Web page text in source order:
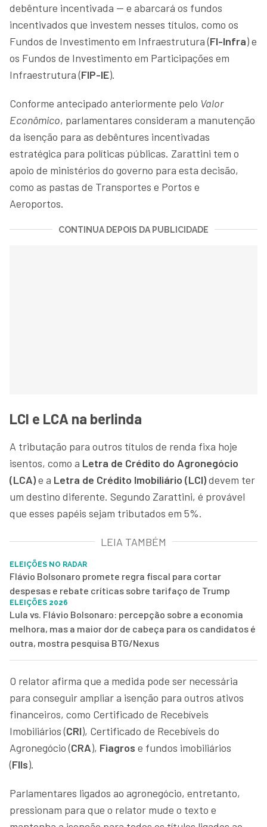
debênture incentivada — e abarcará os fundos
incentivados que investem nesses títulos, como os
Fundos de Investimento em Infraestrutura (FI-Infra) e
os Fundos de Investimento em Participações em
Infraestrutura (FIP-IE).
Conforme antecipado anteriormente pelo Valor
Econômico, parlamentares consideram a manutenção
da isenção para as debêntures incentivadas
estratégica para políticas públicas. Zarattini tem o
apoio de ministérios do governo para esta decisão,
como as pastas de Transportes e Portos e
Aeroportos.
CONTINUA DEPOIS DA PUBLICIDADE
LCI e LCA na berlinda
A tributação para outros títulos de renda fixa hoje
isentos, como a Letra de Crédito do Agronegócio
(LCA)e a Letra de Crédito Imobiliário (LCI)devem ter
um destino diferente. Segundo Zarattini, é provável
que esses papéis sejam tributados em 5%.
LEIA TAMBÉM
ELEIÇÕES NO RADAR
Flávio Bolsonaro promete regra fiscal para cortar
despesas e rebate críticas sobre tarifaço de Trump
ELEIÇÕES 2026
Lula vs. Flávio Bolsonaro: percepção sobre a economia
melhora, mas a maior dor de cabeça para os candidatos é
outra, mostra pesquisa BTG/Nexus
O relator afirma que a medida pode ser necessária
para conseguir ampliar a isenção para outros ativos
financeiros, como Certificado de Recebíveis
Imobiliários (CRI), Certificado de Recebíveis do
Agronegócio (CRA), Fiagros e fundos imobiliários
(FIIs).
Parlamentares ligados ao agronegócio, entretanto,
pressionam para que o relator mude o texto e